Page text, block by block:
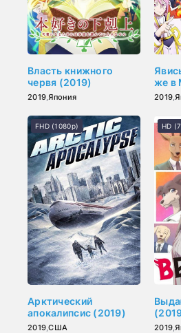
Власть книжного
червя (2019)
2019,Япония
же в
2019,
Арктический
апокалипсис (2019)
2019,США
FHD (1080p)
2019,
HD